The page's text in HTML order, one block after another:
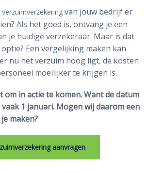
verzuimverzekering van jouw bedrijf er
Als het goed is, ontvang je een
je huidige verzekeraar. Maar is dat
Een vergelijking maken kan
nu het verzuim hoog ligt, de kosten
moeilijker te krijgen is.
om in actie te komen. Want de datum
1 januari. Mogen wij daarom een
maken?
aanvragen